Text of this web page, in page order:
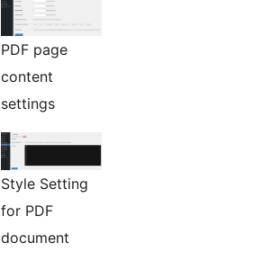
PDF page
content
settings
Style Setting
for PDF
document